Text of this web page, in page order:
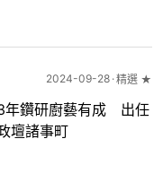
2024-09-28 精選 ★
年鑽研廚藝有成 出任
壇諸事町